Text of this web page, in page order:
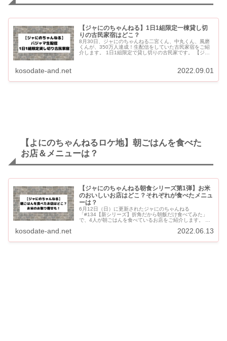
【ジャにのちゃんねる】1日1組限定一棟貸し切
りの古民家宿はどこ？
8月30日、ジャにのちゃんねる二宮くん、中丸くん、風磨
くんが、350万人達成！生配信をしていた古民家宿をご紹
介します。 1日1組限定で貸し切りの古民家です。 【ジャ
kosodate-and.net 2022.09.01
【よにのちゃんねるロケ地】朝ごはんを食べた
お店＆メニューは？
【ジャにのちゃんねる朝食シリーズ第1弾】お米
のおいしいお店はどこ？それぞれが食べたメニュ
ーは？
6月12日（日）に更新されたジャにのちゃんねる
「#134【新シリーズ】折角だから朝飯だけ食べてみた」
で、4人が朝ごはんを食べているお店をご紹介します。 美
kosodate-and.net 2022.06.13